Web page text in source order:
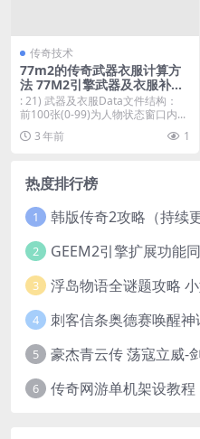
传奇技术
77m2的传奇武器衣服计算方
法 77M2引擎武器及衣服补丁
设置范例讲解
: 21) 武器及衣服Data文件结构：
前100张(0-99)为人物状态窗口内...
3 年前
1
热度排行榜
1 韩版传奇2攻略（持续更
2 GEEM2引擎扩展功能
3 浮岛物语全谜题攻略
4
5 豪杰青云传 荡寇立威-
6 传奇网游单机架设教程